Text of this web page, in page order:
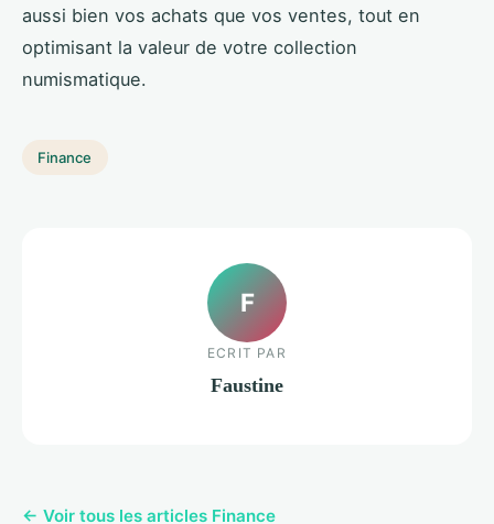
aussi bien vos achats que vos ventes, tout en
optimisant la valeur de votre collection
numismatique.
Finance
F
ECRIT PAR
Faustine
← Voir tous les articles Finance